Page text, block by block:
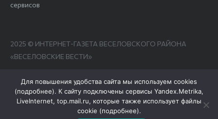
сервисов
2025 © ИНТЕРНЕТ-ГАЗЕТА ВЕСЕЛОВСКОГО РАЙОНА
«ВЕСЕЛОВСКИЕ ВЕСТИ»
Для повышения удобства сайта мы используем cookies
(подробнее). К сайту подключены сервисы Yandex.Metrika,
LiveInternet, top.mail.ru, которые также использует файлы
cookie (подробнее).